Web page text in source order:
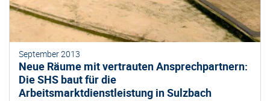
September 2013
Neue Räume mit vertrauten Ansprechpartnern:
Die SHS baut für die
Arbeitsmarktdienstleistung in Sulzbach